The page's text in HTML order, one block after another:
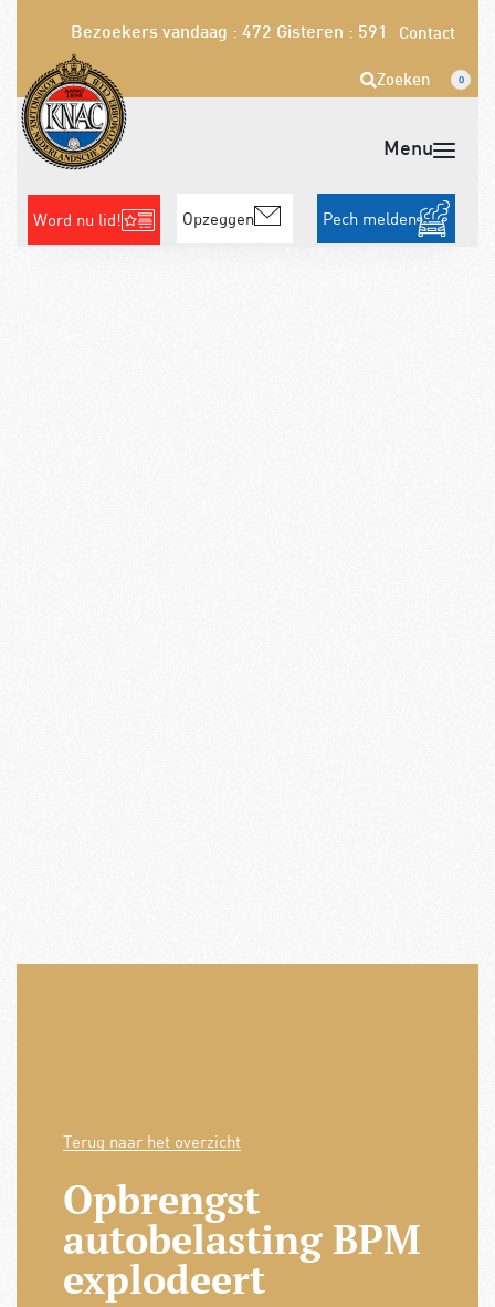
Bezoekers vandaag : 472 Gisteren : 591 Contact
Zoeken 0
Word nu lid! Opzeggen Pech melden
Terug naar het overzicht
Opbrengst
autobelasting BPM
explodeert